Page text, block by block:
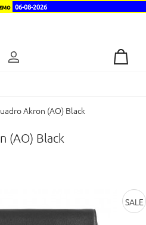
06-08-2026
Akron (AO) Black
(AO) Black
SALE